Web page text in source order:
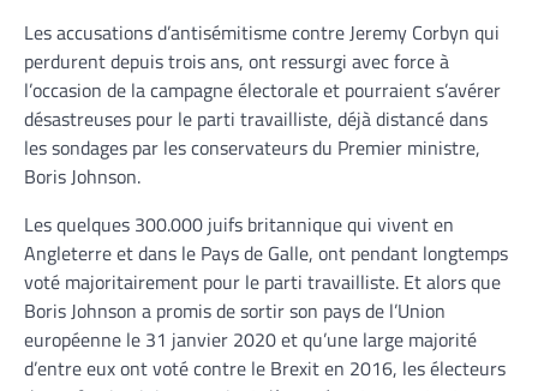
Les accusations d’antisémitisme contre Jeremy Corbyn qui
perdurent depuis trois ans, ont ressurgi avec force à
l’occasion de la campagne électorale et pourraient s’avérer
désastreuses pour le parti travailliste, déjà distancé dans
les sondages par les conservateurs du Premier ministre,
Boris Johnson.
Les quelques 300.000 juifs britannique qui vivent en
Angleterre et dans le Pays de Galle, ont pendant longtemps
voté majoritairement pour le parti travailliste. Et alors que
Boris Johnson a promis de sortir son pays de l’Union
européenne le 31 janvier 2020 et qu’une large majorité
d’entre eux ont voté contre le Brexit en 2016, les électeurs